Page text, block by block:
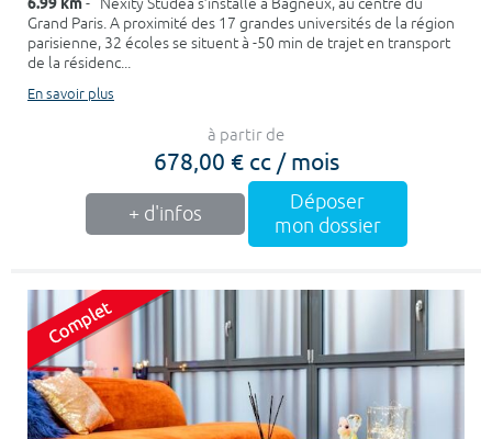
Grand Paris. A proximité des 17 grandes universités de la région
parisienne, 32 écoles se situent à -50 min de trajet en transport
de la résidenc...
En savoir plus
à partir de
678,00 € cc / mois
+ d'infos
Déposer
mon dossier